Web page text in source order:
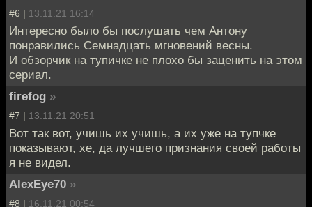
#6 | 13.11.21 16:14
Интересно было бы послушать чем Антону
понравились Семнадцать мгновений весны.
И обзорчик на тупичке не плохо бы заценить на этом
сериал.
firefog »
#7 | 13.11.21 20:51
Вот так вот, учишь их учишь, а их уже на тупчке
показывают, хе, да лучшего признания своей работы
я не видел.
AlexEye70 »
#8 | 16.11.21 00:54